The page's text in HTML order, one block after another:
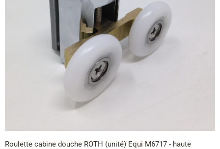
Roulette cabine douche ROTH (unité) Equi M6717 - haute